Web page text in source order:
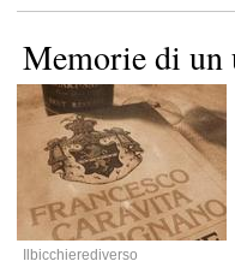
Memorie di
Ilbicchierediverso